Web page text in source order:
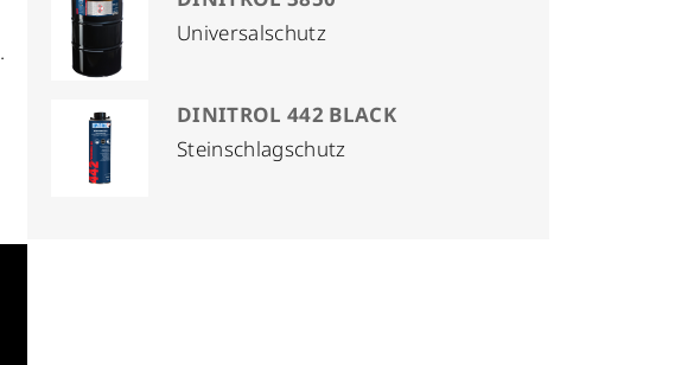
Universalschutz
DINITROL 442 BLACK
Steinschlagschutz